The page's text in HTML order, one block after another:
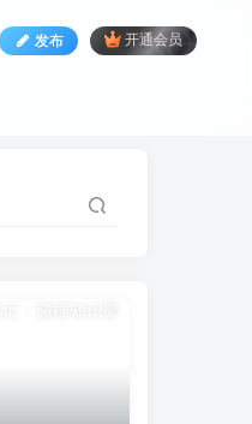
发布 开通会员